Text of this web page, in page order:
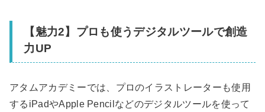
【魅力2】プロも使うデジタルツールで創造
力UP
アタムアカデミーでは、プロのイラストレーターも使用
するiPadやApple Pencilなどのデジタルツールを使って